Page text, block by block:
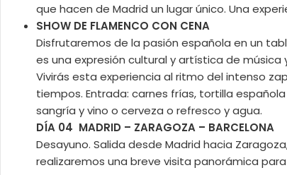
que hacen de Madrid un lugar único. Una
SHOW DE FLAMENCO CON CENA
Disfrutaremos de la pasión española en un
es una expresión cultural y artística de música
Vivirás esta experiencia al ritmo del intenso
tiempos. Entrada: carnes frías, tortilla
sangría y vino o cerveza o refresco y agua.
DÍA 04 MADRID – ZARAGOZA – BARCELONA
Desayuno. Salida desde Madrid hacia
realizaremos una breve visita panorámica